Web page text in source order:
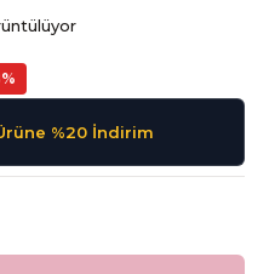
%
%20 İndirim